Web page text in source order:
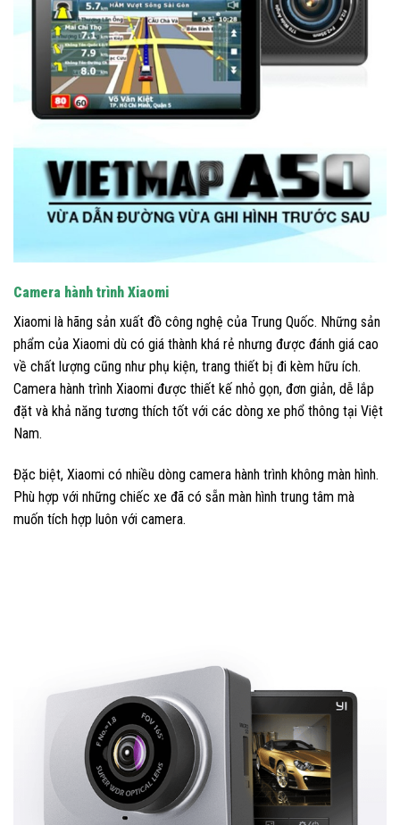
Camera hành trình Xiaomi
Xiaomi là hãng sản xuất đồ công nghệ của Trung Quốc. Những sản
phẩm của Xiaomi dù có giá thành khá rẻ nhưng được đánh giá cao
về chất lượng cũng như phụ kiện, trang thiết bị đi kèm hữu ích.
Camera hành trình Xiaomi được thiết kế nhỏ gọn, đơn giản, dễ lắp
đặt và khả năng tương thích tốt với các dòng xe phổ thông tại Việt
Nam.
Đặc biệt, Xiaomi có nhiều dòng camera hành trình không màn hình.
Phù hợp với những chiếc xe đã có sẵn màn hình trung tâm mà
muốn tích hợp luôn với camera.